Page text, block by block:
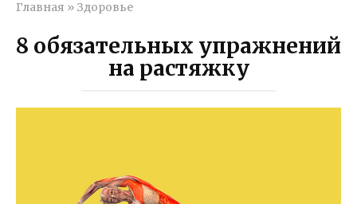
Главная » Здоровье
8 обязательных упражнений
на растяжку